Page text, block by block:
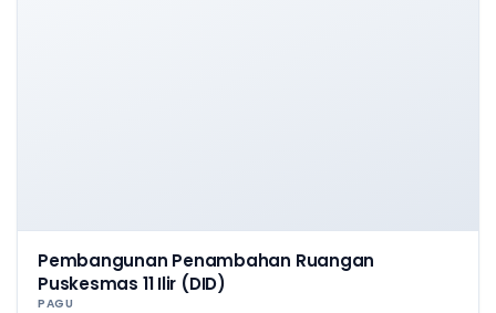
Pembangunan Penambahan Ruangan
Puskesmas 11 Ilir (DID)
PAGU